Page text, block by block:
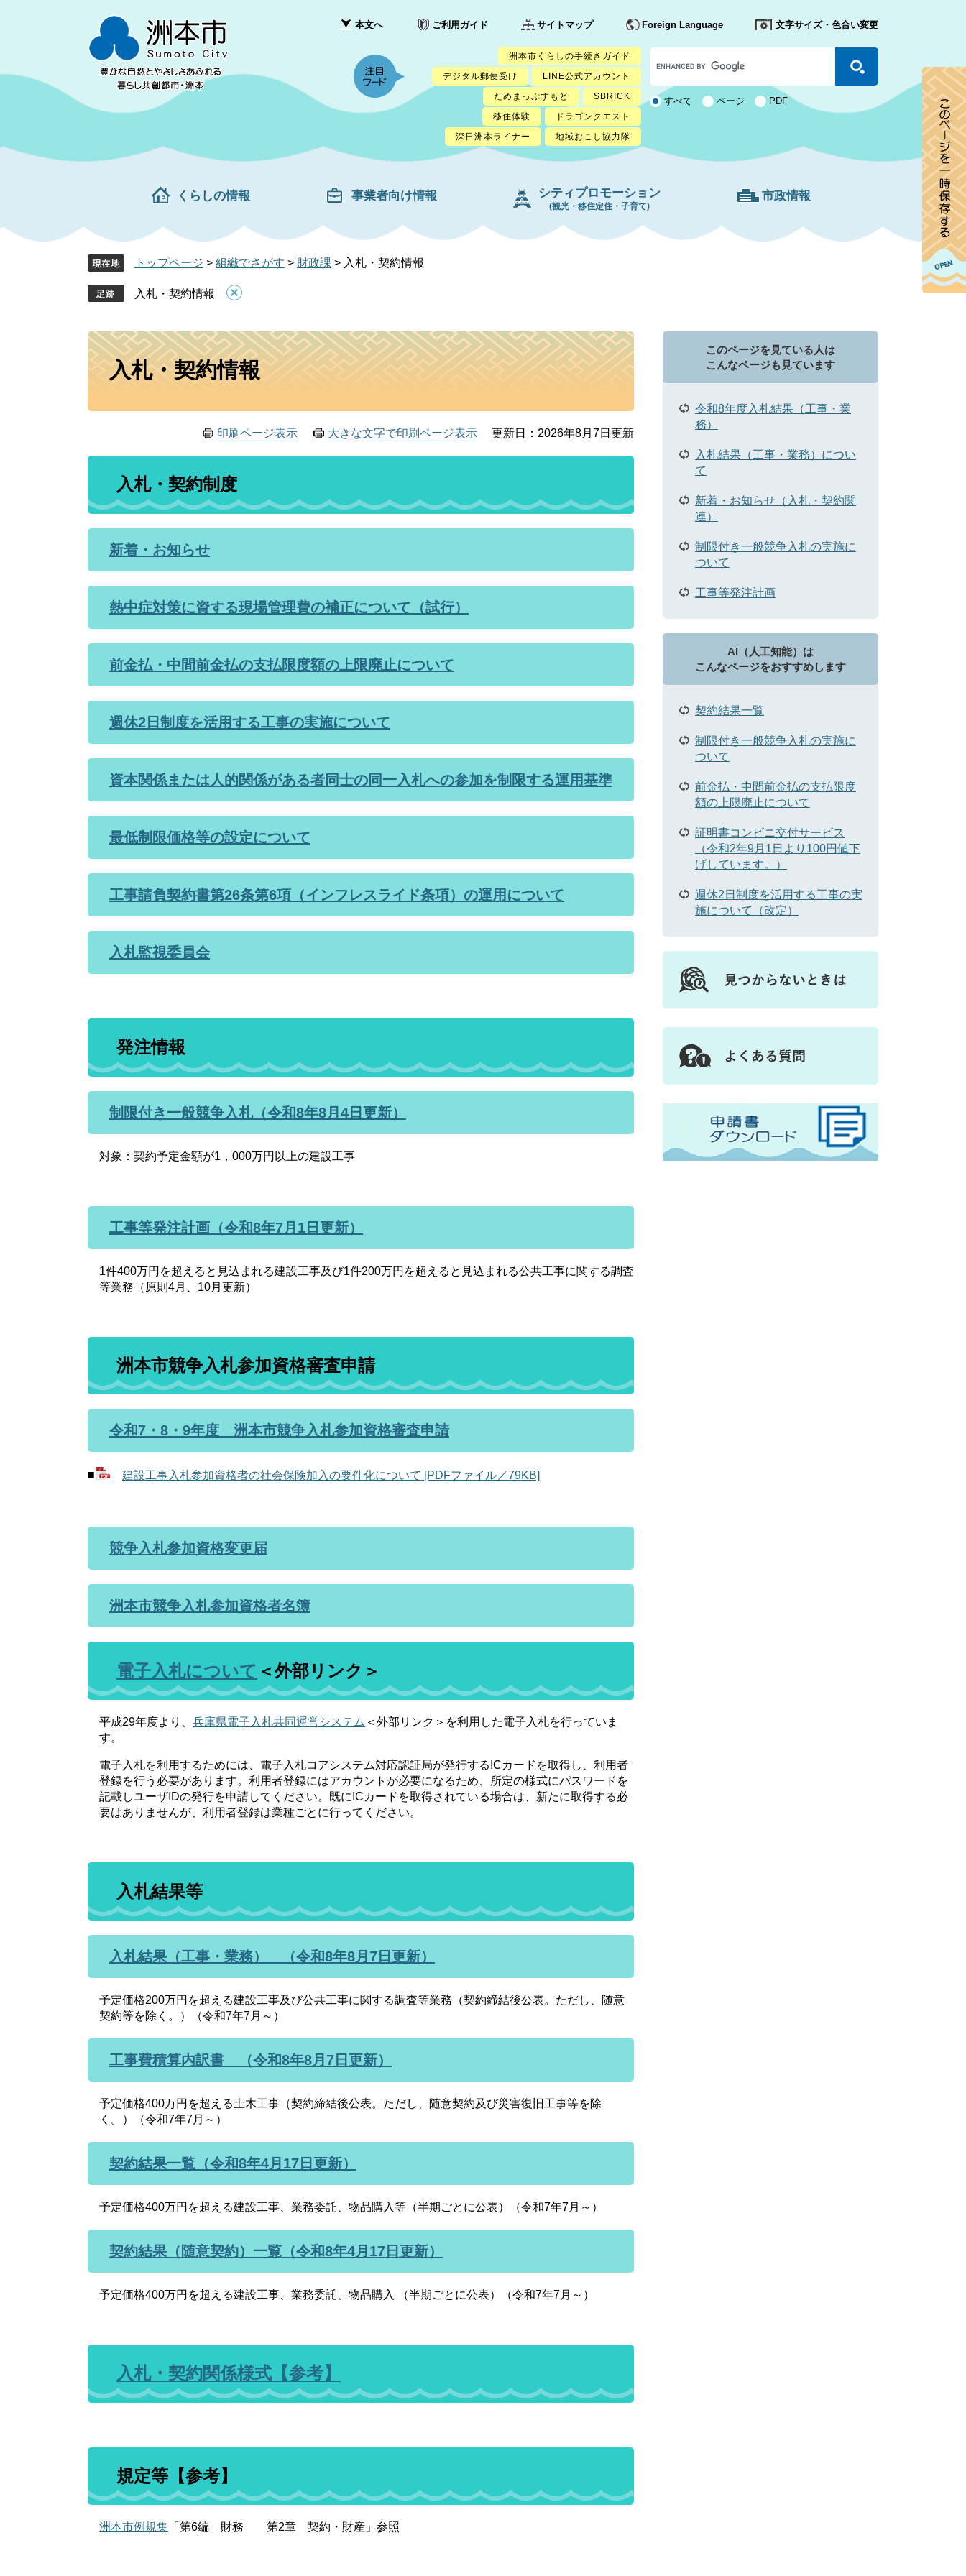
先
を
て
本文へ ご利用ガイド サイトマップ Foreign Language 文字サイズ・色合い変更
洲本市くらしの手続きガイド
デジタル郵便受け
LINE公式アカウント
ためまっぷすもと
SBRICK
移住体験
ドラゴンクエスト
深日洲本ライナー
地域おこし協力隊
カ
ス
タ
ム
検 すべて ページ PDF
くらしの情報 事業者向け情報 シティプロモーション
(観光・移住定住・子育て)
市政情報
トップページ > 組織でさがす > 財政課 > 入札・契約情報
入札・契約情報
本
入札・契約情報
印刷ページ表示 大きな文字で印刷ページ表示 更新日：2026年8月7日更新
入札・契約制度
新着・お知らせ
熱中症対策に資する現場管理費の補正について（試行）
前金払・中間前金払の支払限度額の上限廃止について
週休2日制度を活用する工事の実施について
資本関係または人的関係がある者同士の同一入札への参加を制限する運用基準
最低制限価格等の設定について
工事請負契約書第26条第6項（インフレスライド条項）の運用について
入札監視委員会
発注情報
制限付き一般競争入札（令和8年8月4日更新）
対象：契約予定金額が1，000万円以上の建設工事
工事等発注計画（令和8年7月1日更新）
1件400万円を超えると見込まれる建設工事及び1件200万円を超えると見込まれる公共工事に関する調査
等業務（原則4月、10月更新）
洲本市競争入札参加資格審査申請
令和7・8・9年度 洲本市競争入札参加資格審査申請
■ 建設工事入札参加資格者の社会保険加入の要件化について [PDFファイル／79KB]
競争入札参加資格変更届
洲本市競争入札参加資格者名簿
電子入札について ＜外部リンク＞
平成29年度より、 兵庫県電子入札共同運営システム ＜外部リンク＞ を利用した電子入札を行っていま
す。
電子入札を利用するためには、電子入札コアシステム対応認証局が発行するICカードを取得し、利用者
登録を行う必要があります。利用者登録にはアカウントが必要になるため、所定の様式にパスワードを
記載しユーザIDの発行を申請してください。既にICカードを取得されている場合は、新たに取得する必
要はありませんが、利用者登録は業種ごとに行ってください。
入札結果等
入札結果（工事・業務） （令和8年8月7日更新）
予定価格200万円を超える建設工事及び公共工事に関する調査等業務（契約締結後公表。ただし、随意
契約等を除く。）（令和7年7月～）
工事費積算内訳書 （令和8年8月7日更新）
予定価格400万円を超える土木工事（契約締結後公表。ただし、随意契約及び災害復旧工事等を除
く。）（令和7年7月～）
契約結果一覧（令和8年4月17日更新）
予定価格400万円を超える建設工事、業務委託、物品購入等（半期ごとに公表）（令和7年7月～）
契約結果（随意契約）一覧（令和8年4月17日更新）
予定価格400万円を超える建設工事、業務委託、物品購入 （半期ごとに公表）（令和7年7月～）
入札・契約関係様式【参考】
規定等【参考】
洲本市例規集 「第6編 財務 第2章 契約・財産」参照
このページを見ている人は
こんなページも見ています
令和8年度入札結果（工事・業
務）
入札結果（工事・業務）につい
て
新着・お知らせ（入札・契約関
連）
制限付き一般競争入札の実施に
ついて
工事等発注計画
AI（人工知能）は
こんなページをおすすめします
契約結果一覧
制限付き一般競争入札の実施に
ついて
前金払・中間前金払の支払限度
額の上限廃止について
証明書コンビニ交付サービス
（令和2年9月1日より100円値下
げしています。）
週休2日制度を活用する工事の実
施について（改定）